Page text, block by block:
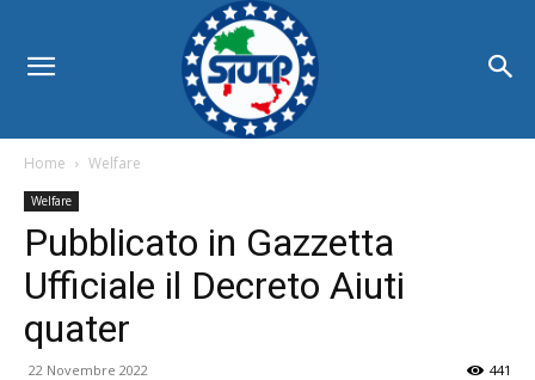
Home Welfare
Welfare
Pubblicato in Gazzetta
Ufficiale il Decreto Aiuti
quater
22 Novembre 2022 441